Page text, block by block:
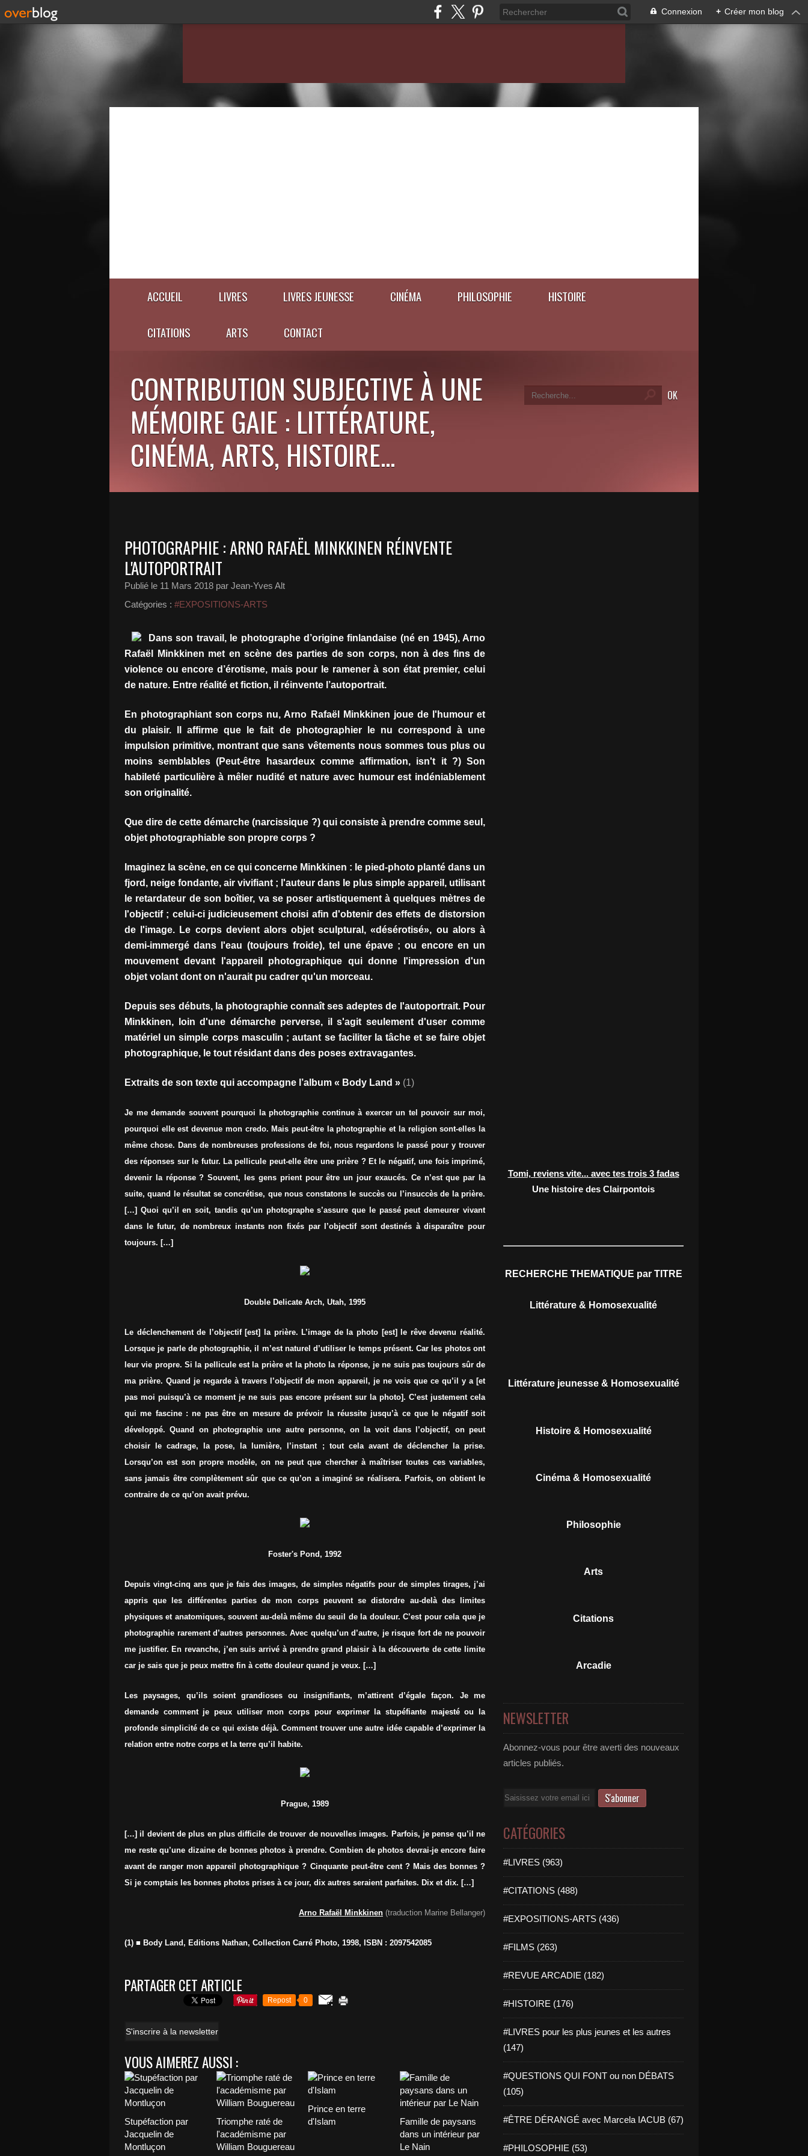
Connexion + Créer mon blog
ACCUEIL LIVRES LIVRES JEUNESSE CINÉMA PHILOSOPHIE HISTOIRE
CITATIONS ARTS CONTACT
CONTRIBUTION SUBJECTIVE À UNE
MÉMOIRE GAIE : LITTÉRATURE,
CINÉMA, ARTS, HISTOIRE...
PHOTOGRAPHIE : ARNO RAFAËL MINKKINEN RÉINVENTE
L'AUTOPORTRAIT
Publié le 11 Mars 2018 par Jean-Yves Alt
Catégories : #EXPOSITIONS-ARTS
Dans son travail, le photographe d’origine finlandaise (né en 1945), Arno
Rafaël Minkkinen met en scène des parties de son corps, non à des fins de
violence ou encore d’érotisme, mais pour le ramener à son état premier, celui
de nature. Entre réalité et fiction, il réinvente l’autoportrait.
En photographiant son corps nu, Arno Rafaël Minkkinen joue de l'humour et
du plaisir. Il affirme que le fait de photographier le nu correspond à une
impulsion primitive, montrant que sans vêtements nous sommes tous plus ou
moins semblables (Peut-être hasardeux comme affirmation, isn't it ?) Son
habileté particulière à mêler nudité et nature avec humour est indéniablement
son originalité.
Que dire de cette démarche (narcissique ?) qui consiste à prendre comme seul,
objet photographiable son propre corps ?
Imaginez la scène, en ce qui concerne Minkkinen : le pied-photo planté dans un
fjord, neige fondante, air vivifiant ; l'auteur dans le plus simple appareil, utilisant
le retardateur de son boîtier, va se poser artistiquement à quelques mètres de
l'objectif ; celui-ci judicieusement choisi afin d'obtenir des effets de distorsion
de l'image. Le corps devient alors objet sculptural, «désérotisé», ou alors à
demi-immergé dans l'eau (toujours froide), tel une épave ; ou encore en un
mouvement devant l'appareil photographique qui donne l'impression d'un
objet volant dont on n'aurait pu cadrer qu'un morceau.
Depuis ses débuts, la photographie connaît ses adeptes de l'autoportrait. Pour
Minkkinen, loin d'une démarche perverse, il s'agit seulement d'user comme
matériel un simple corps masculin ; autant se faciliter la tâche et se faire objet
photographique, le tout résidant dans des poses extravagantes.
Extraits de son texte qui accompagne l’album « Body Land » (1)
Je me demande souvent pourquoi la photographie continue à exercer un tel pouvoir sur moi,
pourquoi elle est devenue mon credo. Mais peut-être la photographie et la religion sont-elles la
même chose. Dans de nombreuses professions de foi, nous regardons le passé pour y trouver
des réponses sur le futur. La pellicule peut-elle être une prière ? Et le négatif, une fois imprimé,
devenir la réponse ? Souvent, les gens prient pour être un jour exaucés. Ce n’est que par la
suite, quand le résultat se concrétise, que nous constatons le succès ou l’insuccès de la prière.
[…] Quoi qu’il en soit, tandis qu’un photographe s’assure que le passé peut demeurer vivant
dans le futur, de nombreux instants non fixés par l’objectif sont destinés à disparaître pour
toujours. […]
Double Delicate Arch, Utah, 1995
Le déclenchement de l’objectif [est] la prière. L’image de la photo [est] le rêve devenu réalité.
Lorsque je parle de photographie, il m’est naturel d’utiliser le temps présent. Car les photos ont
leur vie propre. Si la pellicule est la prière et la photo la réponse, je ne suis pas toujours sûr de
ma prière. Quand je regarde à travers l’objectif de mon appareil, je ne vois que ce qu’il y a [et
pas moi puisqu’à ce moment je ne suis pas encore présent sur la photo]. C’est justement cela
qui me fascine : ne pas être en mesure de prévoir la réussite jusqu’à ce que le négatif soit
développé. Quand on photographie une autre personne, on la voit dans l’objectif, on peut
choisir le cadrage, la pose, la lumière, l’instant ; tout cela avant de déclencher la prise.
Lorsqu’on est son propre modèle, on ne peut que chercher à maîtriser toutes ces variables,
sans jamais être complètement sûr que ce qu’on a imaginé se réalisera. Parfois, on obtient le
contraire de ce qu’on avait prévu.
Foster's Pond, 1992
Depuis vingt-cinq ans que je fais des images, de simples négatifs pour de simples tirages, j’ai
appris que les différentes parties de mon corps peuvent se distordre au-delà des limites
physiques et anatomiques, souvent au-delà même du seuil de la douleur. C’est pour cela que je
photographie rarement d’autres personnes. Avec quelqu’un d’autre, je risque fort de ne pouvoir
me justifier. En revanche, j’en suis arrivé à prendre grand plaisir à la découverte de cette limite
car je sais que je peux mettre fin à cette douleur quand je veux. […]
Les paysages, qu’ils soient grandioses ou insignifiants, m’attirent d’égale façon. Je me
demande comment je peux utiliser mon corps pour exprimer la stupéfiante majesté ou la
profonde simplicité de ce qui existe déjà. Comment trouver une autre idée capable d’exprimer la
relation entre notre corps et la terre qu’il habite.
Prague, 1989
[…] il devient de plus en plus difficile de trouver de nouvelles images. Parfois, je pense qu’il ne
me reste qu’une dizaine de bonnes photos à prendre. Combien de photos devrai-je encore faire
avant de ranger mon appareil photographique ? Cinquante peut-être cent ? Mais des bonnes ?
Si je comptais les bonnes photos prises à ce jour, dix autres seraient parfaites. Dix et dix. […]
Arno Rafaël Minkkinen (traduction Marine Bellanger)
(1) ■ Body Land, Editions Nathan, Collection Carré Photo, 1998, ISBN : 2097542085
PARTAGER CET ARTICLE
Repost 0
S'inscrire à la newsletter
VOUS AIMEREZ AUSSI :
Stupéfaction par
Jacquelin de
Montluçon
Triomphe raté de
l'académisme par
William Bouguereau
Prince en terre
d'Islam
Famille de paysans
dans un intérieur par
Le Nain
Tomi, reviens vite... avec tes trois 3 fadas
Une histoire des Clairpontois
RECHERCHE THEMATIQUE par TITRE
Littérature & Homosexualité
Littérature jeunesse & Homosexualité
Histoire & Homosexualité
Cinéma & Homosexualité
Philosophie
Arts
Citations
Arcadie
NEWSLETTER
Abonnez-vous pour être averti des nouveaux
articles publiés.
Email
CATÉGORIES
#LIVRES (963)
#CITATIONS (488)
#EXPOSITIONS-ARTS (436)
#FILMS (263)
#REVUE ARCADIE (182)
#HISTOIRE (176)
#LIVRES pour les plus jeunes et les autres
(147)
#QUESTIONS QUI FONT ou non DÉBATS
(105)
#ÊTRE DÉRANGÉ avec Marcela IACUB (67)
#PHILOSOPHIE (53)